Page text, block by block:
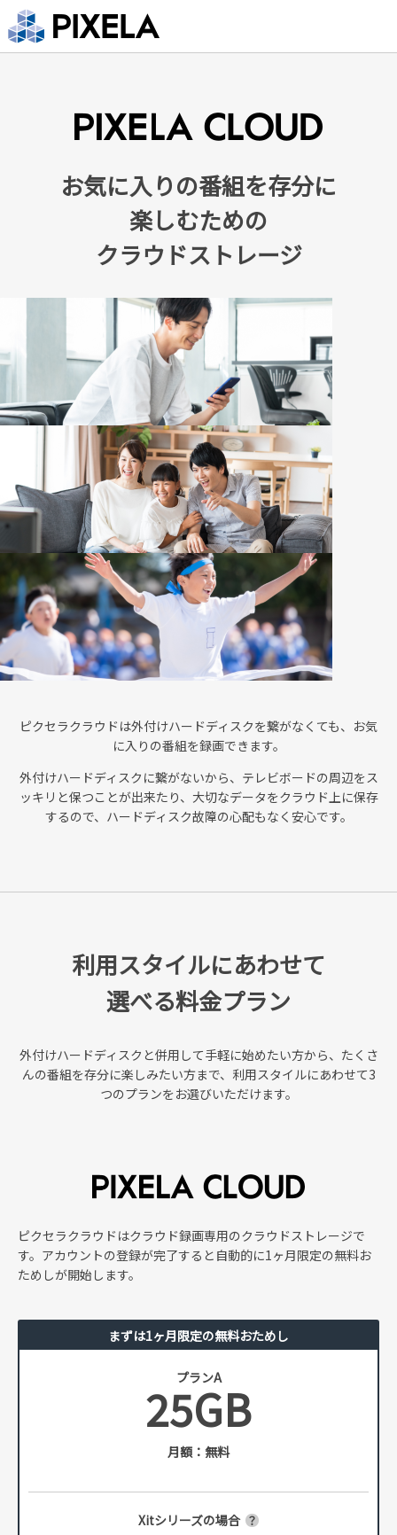
お気に入りの番組を存分に
楽しむための
クラウドストレージ
ピクセラクラウドは外付けハードディスクを繋がなくても、お気
に入りの番組を録画できます。
外付けハードディスクに繋がないから、テレビボードの周辺をス
ッキリと保つことが出来たり、 大切なデータをクラウド上に保存
するので、ハードディスク故障の心配もなく安心です。
利用スタイルにあわせて
選べる料金プラン
外付けハードディスクと併用して手軽に始めたい方から、 たくさ
んの番組を存分に楽しみたい方まで、利用スタイルにあわせて3
つのプランをお選びいただけます。
ピクセラクラウドはクラウド録画専用のクラウドストレージで
す。アカウントの登録が完了すると自動的に1ヶ月限定の無料お
ためしが開始します。
まずは1ヶ月限定の無料おためし
プランA
25GB
月額：無料
Xitシリーズの場合